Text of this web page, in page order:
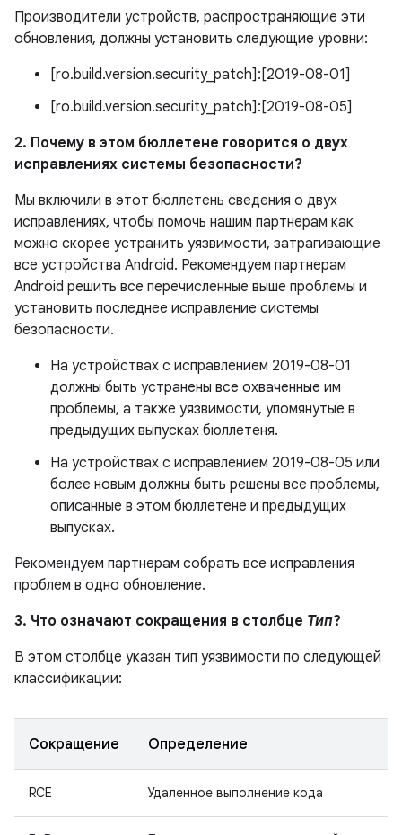
Производители устройств, распространяющие эти
обновления, должны установить следующие уровни:
[ro.build.version.security_patch]:[2019-08-01]
[ro.build.version.security_patch]:[2019-08-05]
2. Почему в этом бюллетене говорится о двух
исправлениях системы безопасности?
Мы включили в этот бюллетень сведения о двух
исправлениях, чтобы помочь нашим партнерам как
можно скорее устранить уязвимости, затрагивающие
все устройства Android. Рекомендуем партнерам
Android решить все перечисленные выше проблемы и
установить последнее исправление системы
безопасности.
На устройствах с исправлением 2019-08-01
должны быть устранены все охваченные им
проблемы, а также уязвимости, упомянутые в
предыдущих выпусках бюллетеня.
На устройствах с исправлением 2019-08-05 или
более новым должны быть решены все проблемы,
описанные в этом бюллетене и предыдущих
выпусках.
Рекомендуем партнерам собрать все исправления
проблем в одно обновление.
3. Что означают сокращения в столбце Тип?
В этом столбце указан тип уязвимости по следующей
классификации:
Сокращение Определение
RCE Удаленное выполнение кода